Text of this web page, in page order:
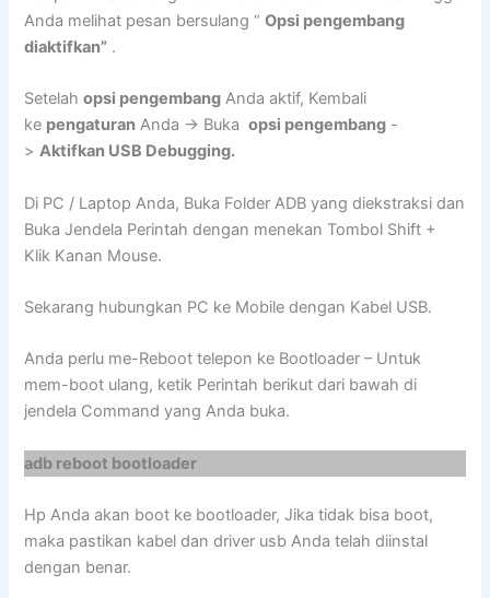
Anda melihat pesan bersulang “Opsi pengembang
diaktifkan” .
Setelahopsi pengembang Anda aktif, Kembali
ke pengaturan Anda -> Bukaopsi pengembang -
>Aktifkan USB Debugging.
Di PC / Laptop Anda, Buka Folder ADB yang diekstraksi dan
Buka Jendela Perintah dengan menekan Tombol Shift +
Klik Kanan Mouse.
Sekarang hubungkan PC ke Mobile dengan Kabel USB.
Anda perlu me-Reboot telepon ke Bootloader – Untuk
mem-boot ulang, ketik Perintah berikut dari bawah di
jendela Command yang Anda buka.
adb reboot bootloader
Hp Anda akan boot ke bootloader, Jika tidak bisa boot,
maka pastikan kabel dan driver usb Anda telah diinstal
dengan benar.